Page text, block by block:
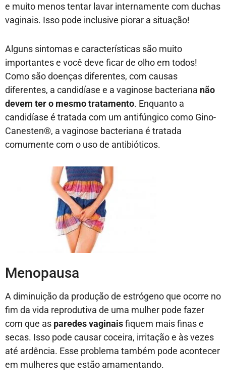
e muito menos tentar lavar internamente com duchas
vaginais. Isso pode inclusive piorar a situação!
Alguns sintomas e características são muito
importantes e você deve ficar de olho em todos!
Como são doenças diferentes, com causas
diferentes, a candidíase e a vaginose bacteriana não
devem ter o mesmo tratamento. Enquanto a
candidíase é tratada com um antifúngico como Gino-
Canesten®, a vaginose bacteriana é tratada
comumente com o uso de antibióticos.
Menopausa
A diminuição da produção de estrógeno que ocorre no
fim da vida reprodutiva de uma mulher pode fazer
com que as paredes vaginaisfiquem mais finas e
secas. Isso pode causar coceira, irritação e às vezes
até ardência. Esse problema também pode acontecer
em mulheres que estão amamentando.